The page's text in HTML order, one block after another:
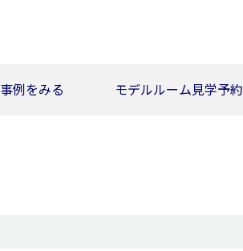
事例をみる モデルルーム見学予約